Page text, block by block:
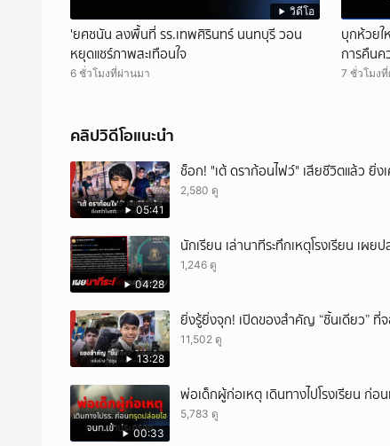
วิดีโอ
'ยศชนัน ลงพื้นที่ รร.เทพศิรินทร์ นนทบุรี วอน
หยุดแชร์ภาพสะเทือนใจ
6 ชั่วโมงที่ผ่านมา
บุกห้วย
การคืนค
7 ชั่วโมง
คลิปวิดีโอแนะนำ
05:41
ช็อก! "เต้ ดราก้อนไฟว์" เสียชีวิตแล้ว ยิ่
2,580 ดู
04:28
นักเรียน เล่านาทีระทึกเหตุโรงเรียน เผ
1,246 ดู
13:28
ยิ่งรู้ยิ่งจุก! เปิดของสำคัญ “ชิ้นเดียว” ที่
11,502 ดู
00:33
พ่อเด็กผู้ก่อเหตุ เดินทางไปโรงเรียน ก่อ
5,783 ดู